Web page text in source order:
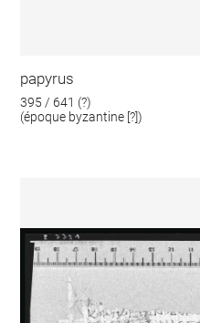
papyrus
395 / 641 (?)
(époque byzantine [?])